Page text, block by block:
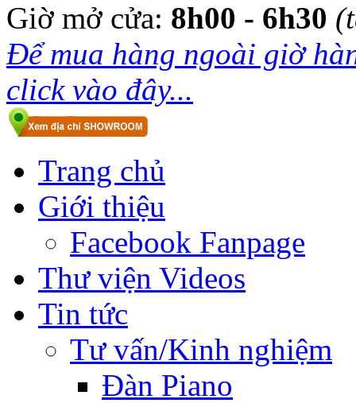
Giờ mở cửa: 8h00 - 6h30
Để mua hàng ngoài giờ
click vào đây...
Trang chủ
Giới thiệu
Facebook Fanpage
Thư viện Videos
Tin tức
Tư vấn/Kinh nghiệm
Đàn Piano